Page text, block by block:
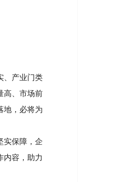
、产业门类
高、市场前
地，必将为
实保障，企
内容，助力